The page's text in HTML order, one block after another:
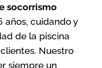
socorrismo
años, cuidando y
de la piscina
Nuestro
siempre un